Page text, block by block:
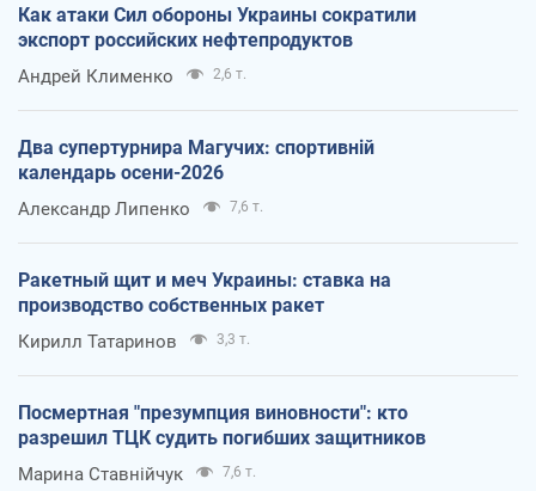
Как атаки Сил обороны Украины сократили
экспорт российских нефтепродуктов
Андрей Клименко 2,6 т.
Два супертурнира Магучих: спортивній
календарь осени-2026
Александр Липенко 7,6 т.
Ракетный щит и меч Украины: ставка на
производство собственных ракет
Кирилл Татаринов 3,3 т.
Посмертная "презумпция виновности": кто
разрешил ТЦК судить погибших защитников
Марина Ставнійчук 7,6 т.